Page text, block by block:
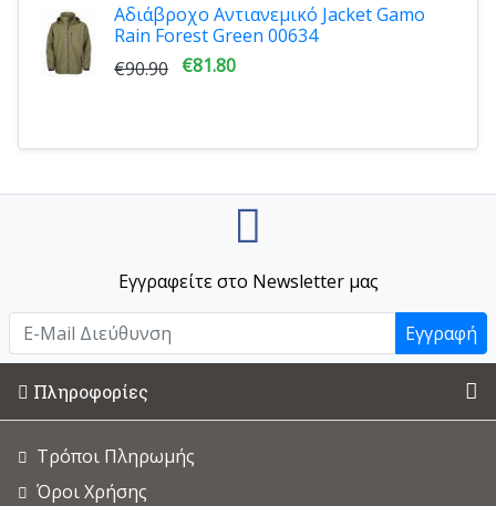
Αδιάβροχο Αντιανεμικό Jacket Gamo
Rain Forest Green 00634
€90.90 €81.80
Εγγραφείτε στο Newsletter μας
Εγγραφή
Πληροφορίες
Τρόποι Πληρωμής
Όροι Χρήσης